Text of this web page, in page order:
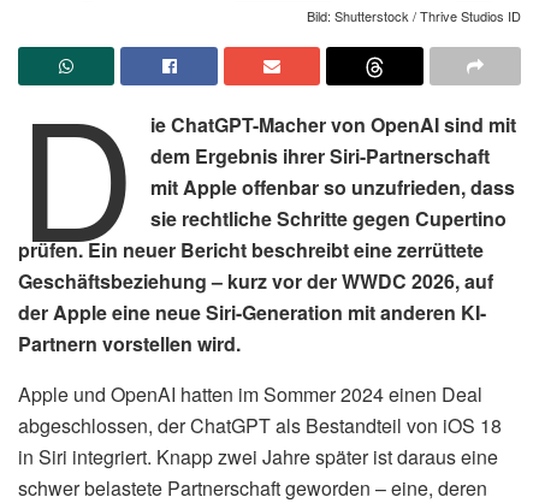
Bild: Shutterstock / Thrive Studios ID
D
ie ChatGPT-Macher von OpenAI sind mit
dem Ergebnis ihrer Siri-Partnerschaft
mit Apple offenbar so unzufrieden, dass
sie rechtliche Schritte gegen Cupertino
prüfen. Ein neuer Bericht beschreibt eine zerrüttete
Geschäftsbeziehung – kurz vor der WWDC 2026, auf
der Apple eine neue Siri-Generation mit anderen KI-
Partnern vorstellen wird.
Apple und OpenAI hatten im Sommer 2024 einen Deal
abgeschlossen, der ChatGPT als Bestandteil von iOS 18
in Siri integriert. Knapp zwei Jahre später ist daraus eine
schwer belastete Partnerschaft geworden – eine, deren